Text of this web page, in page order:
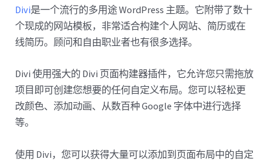
Divi是一个流行的多用途 WordPress 主题。它附带了数十
个现成的网站模板，非常适合构建个人网站、简历或在
线简历。顾问和自由职业者也有很多选择。
Divi 使用强大的 Divi 页面构建器插件，它允许您只需拖放
项目即可创建您想要的任何自定义布局。您可以轻松更
改颜色、添加动画、从数百种 Google 字体中进行选择
等。
使用 Divi，您可以获得大量可以添加到页面布局中的自定